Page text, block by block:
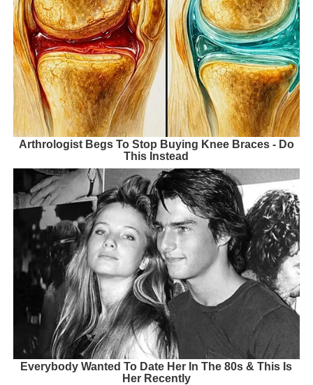
Arthrologist Begs To Stop Buying Knee Braces - Do
This Instead
Everybody Wanted To Date Her In The 80s & This Is
Her Recently